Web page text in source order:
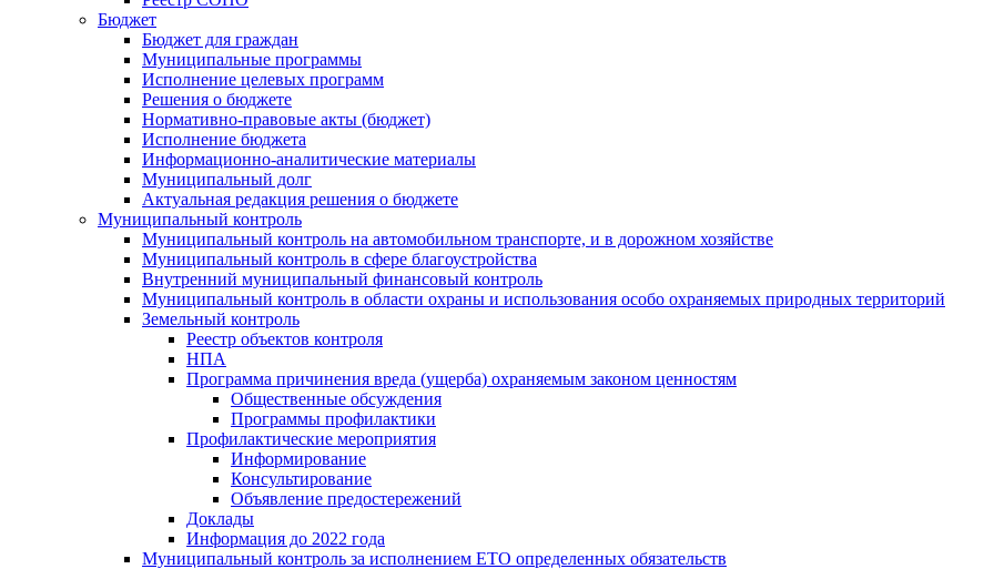
Бюджет
Бюджет для граждан
Муниципальные программы
Исполнение целевых программ
Решения о бюджете
Нормативно-правовые акты (бюджет)
Исполнение бюджета
Информационно-аналитические материалы
Муниципальный долг
Актуальная редакция решения о бюджете
Муниципальный контроль
Муниципальный контроль на автомобильном транспорте, и в дорожном хозяйстве
Муниципальный контроль в сфере благоустройства
Внутренний муниципальный финансовый контроль
Муниципальный контроль в области охраны и использования особо охраняемых природных территорий
Земельный контроль
Реестр объектов контроля
НПА
Программа причинения вреда (ущерба) охраняемым законом ценностям
Общественные обсуждения
Программы профилактики
Профилактические мероприятия
Информирование
Консультирование
Объявление предостережений
Доклады
Информация до 2022 года
Муниципальный контроль за исполнением ЕТО определенных обязательств